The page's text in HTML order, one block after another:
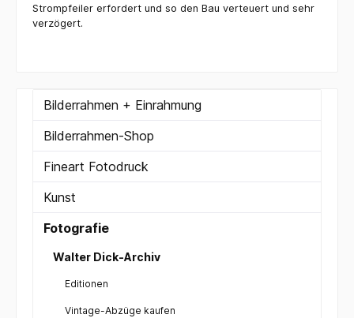
Strompfeiler erfordert und so den Bau verteuert und sehr
verzögert.
Bilderrahmen + Einrahmung
Bilderrahmen-Shop
Fineart Fotodruck
Kunst
Fotografie
Walter Dick-Archiv
Editionen
Vintage-Abzüge kaufen